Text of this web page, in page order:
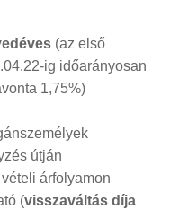
(az első
ig időarányosan
1,75%)
útján
árfolyamon
(visszaváltás díja